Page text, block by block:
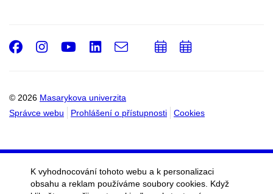
© 2026 Masarykova univerzita
Správce webu
Prohlášení o přístupnosti Cookies
Facebook
Instagram
Youtube
LinkedIn
e-
PřidatPřidat
K vyhodnocování tohoto webu a k personalizaci
obsahu a reklam používáme soubory cookies. Když